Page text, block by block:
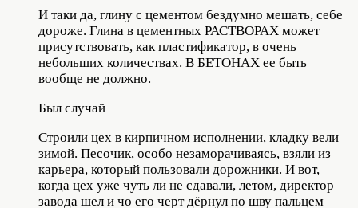
И таки да, глину с цементом бездумно мешать, себе
дороже. Глина в цементных РАСТВОРАХ может
присутствовать, как пластификатор, в очень
небольших количествах. В БЕТОНАХ ее быть
вообще не должно.
Был случай
Строили цех в кирпичном исполнении, кладку вели
зимой. Песочик, особо незаморачиваясь, взяли из
карьера, который пользовали дорожники. И вот,
когда цех уже чуть ли не сдавали, летом, директор
завода шел и чо его черт дёрнул по шву пальцем